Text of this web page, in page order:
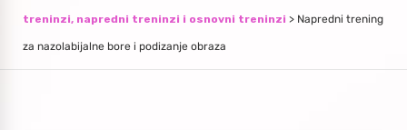
treninzi, napredni treninzi i osnovni treninzi > Napredni trening
za nazolabijalne bore i podizanje obraza